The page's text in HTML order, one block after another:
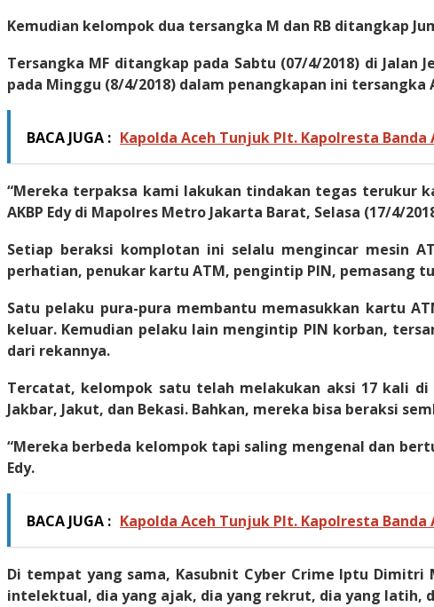
Kemudian kelompok dua tersangka M dan RB ditangkap
Tersangka MF ditangkap pada Sabtu (07/4/2018) di
pada Minggu (8/4/2018) dalam penangkapan ini tersangka
BACA JUGA : Kapolda Aceh Tunjuk Plt. Kapolresta
“Mereka terpaksa kami lakukan tindakan tegas terukur
AKBP Edy di Mapolres Metro Jakarta Barat, Selasa (17/4/
Setiap beraksi komplotan ini selalu mengincar mesin
perhatian, penukar kartu ATM, pengintip PIN, pemasang
Satu pelaku pura-pura membantu memasukkan kartu
keluar. Kemudian pelaku lain mengintip PIN korban,
dari rekannya.
Tercatat, kelompok satu telah melakukan aksi 17 kali
Jakbar, Jakut, dan Bekasi. Bahkan, mereka bisa beraksi
“Mereka berbeda kelompok tapi saling mengenal dan
Edy.
BACA JUGA : Kapolda Aceh Tunjuk Plt. Kapolresta
Di tempat yang sama, Kasubnit Cyber Crime Iptu Dimitri
intelektual, dia yang ajak, dia yang rekrut, dia yang latih,